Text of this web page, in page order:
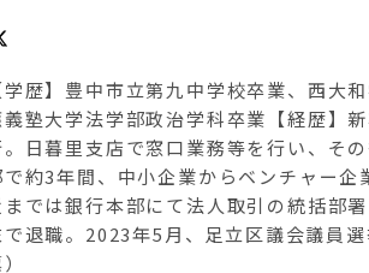
学歴】豊中市立第九中学校卒業、西大
義塾大学法学部政治学科卒業【経歴】
。日暮里支店で窓口業務等を行い、そ
で約3年間、中小企業からベンチャー企
までは銀行本部にて法人取引の統括部
で退職。2023年5月、足立区議会議員